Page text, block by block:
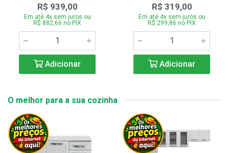
R$ 939,00
Em até 4x sem juros ou
R$ 882,66 no PIX
Adicionar
R$ 319,00
Em até 4x sem juros ou
R$ 299,86 no PIX
Adicionar
O melhor para a sua cozinha